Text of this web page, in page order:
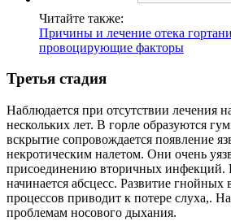
Читайте также:
Причины и лечение отека
провоцирующие факторы
Третья стадия
Наблюдается при отсутствии лечения
нескольких лет. В горле образуются
вскрытие сопровождается появление
некротическим налетом. Они очень
присоединению вторичных инфекций.
начинается абсцесс. Развитие гнойных
процессов приводит к потере слуха,.
проблемам носового дыхания.